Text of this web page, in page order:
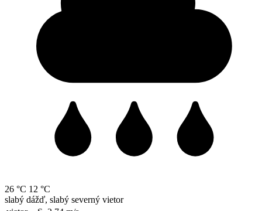
26 °C 12 °C
slabý dážď, slabý severný vietor